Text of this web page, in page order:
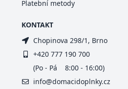
Platební metody
KONTAKT
Chopinova 298/1, Brno
+420 777 190 700
(Po - Pá 8:00 - 16:00)
info@domacidoplnky.cz